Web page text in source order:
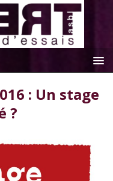
: Un stage
?